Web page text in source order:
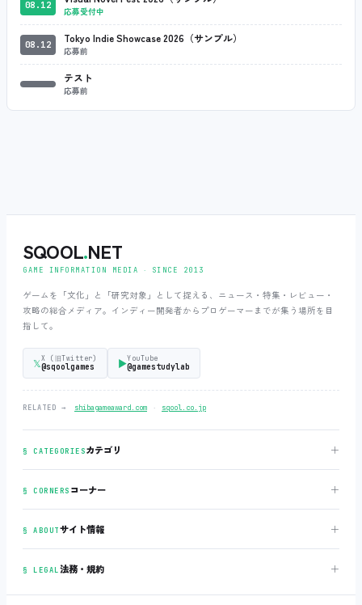
08.12
応募受付中
08.12 Tokyo Indie Showcase 2026（サンプル）
応募前
テスト
応募前
SQOOL.NET
GAME INFORMATION MEDIA ‧ SINCE 2013
ゲームを「文化」と「研究対象」として捉える、ニュース・特集・レビュー・
攻略の総合メディア。インディー開発者からプロゲーマーまでが集う場所を目
指して。
𝕏X (旧Twitter)
@sqoolgames ▶YouTube
@gamestudylab
RELATED → shibagameaward.com ‧ sqool.co.jp
§ CATEGORIESカテゴリ ＋
§ CORNERS コーナー ＋
§ ABOUTサイト情報 ＋
§ LEGAL法務・規約 ＋